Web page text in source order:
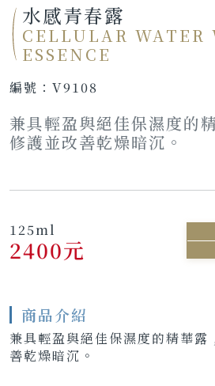
水感青春露
CELLULAR WATER
ESSENCE
編號： V9108
兼具輕盈與絕佳保濕度的
修護並改善乾燥暗沉。
125ml
2400元
商品介紹
兼具輕盈與絕佳保濕度的精華
善乾燥暗沉。